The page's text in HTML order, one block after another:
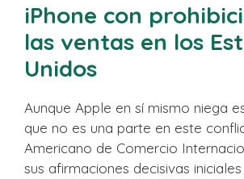
iPhone con
las ventas en los
Unidos
Aunque Apple en sí mismo niega
que no es una parte en este
Americano de Comercio
sus afirmaciones decisivas